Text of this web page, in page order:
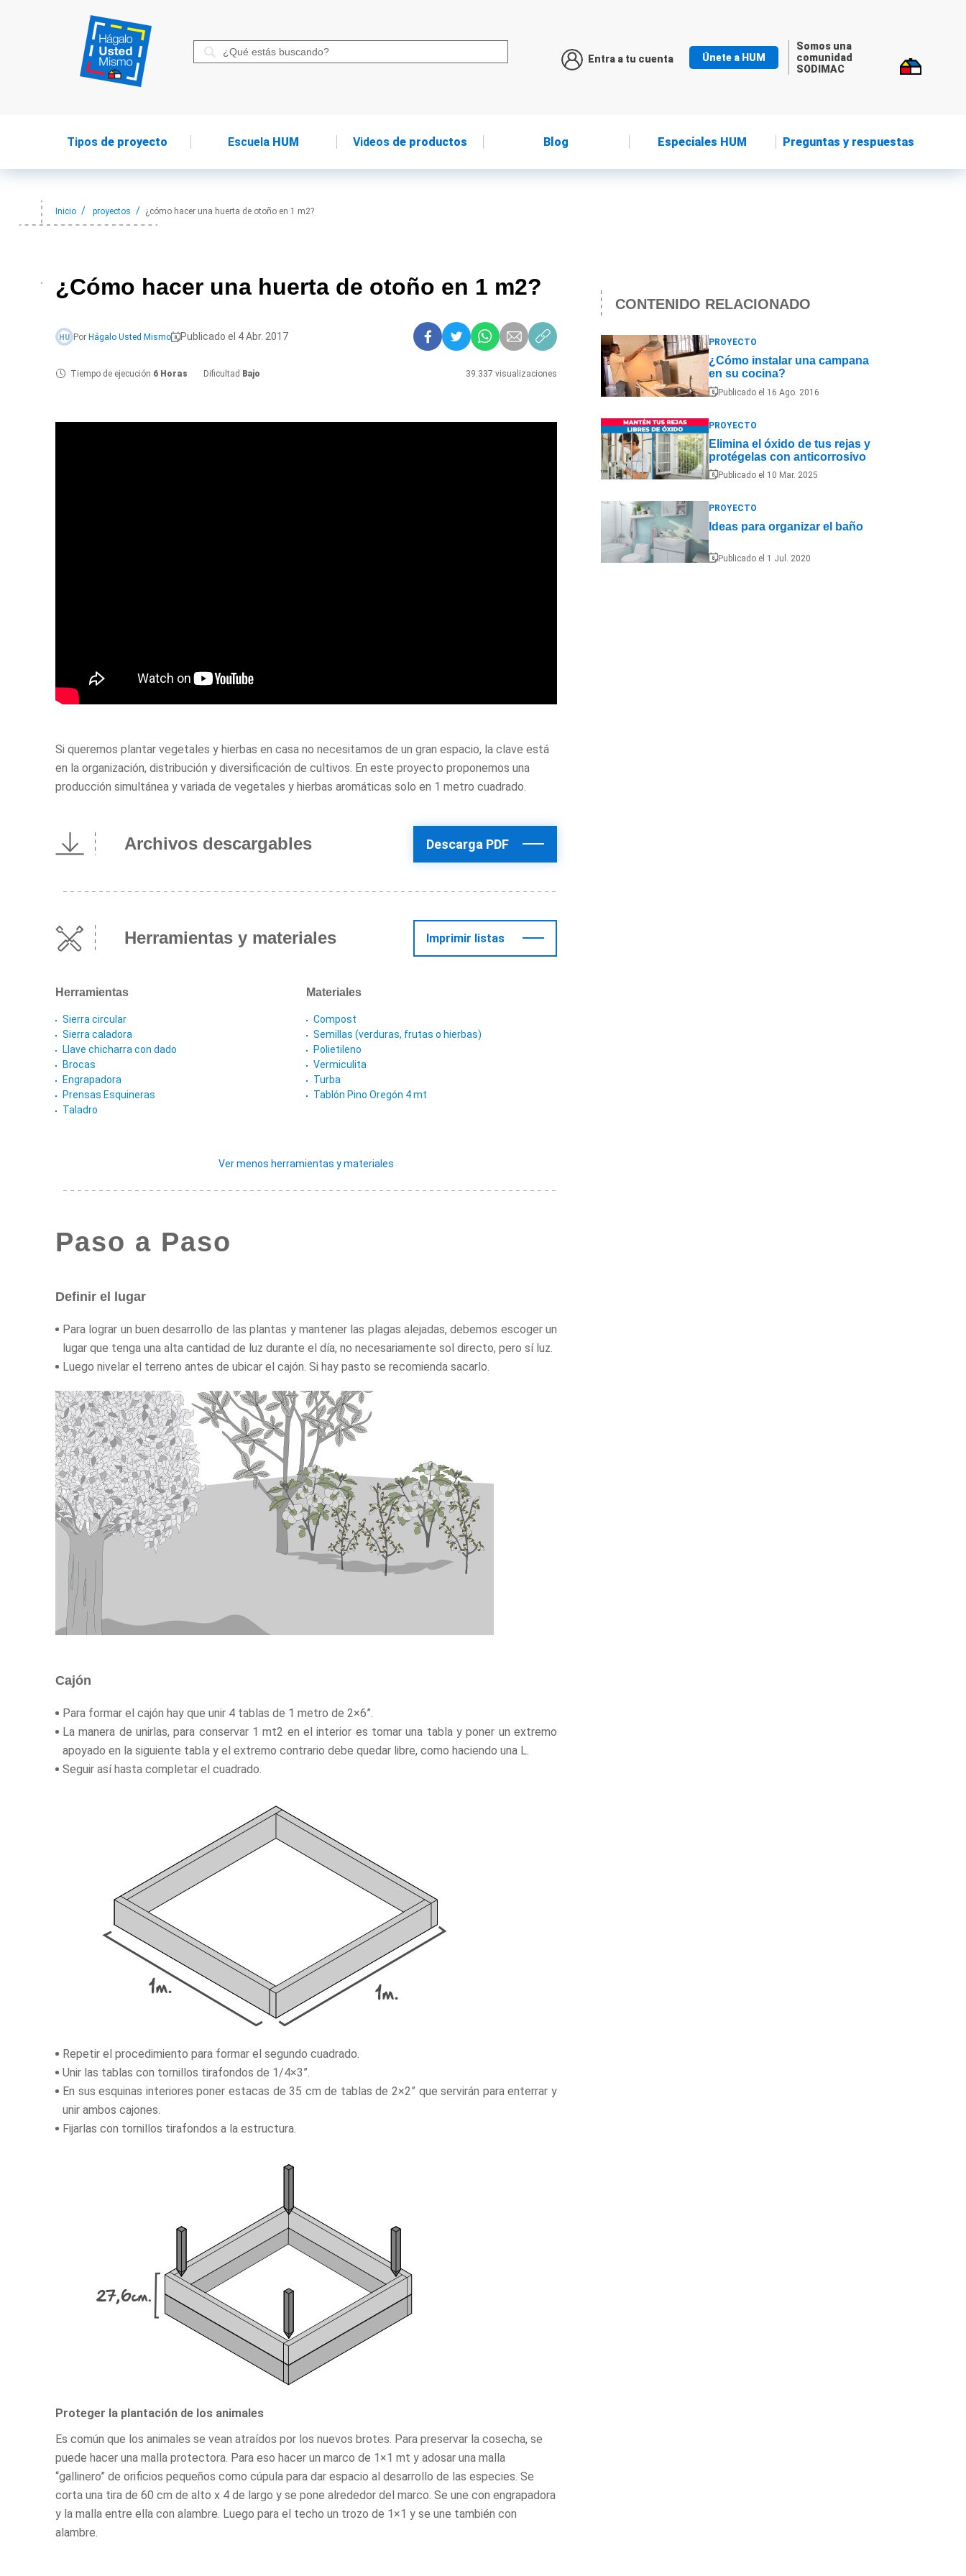
Entra a tu cuenta Únete a HUM
Somos una
comunidad
SODIMAC
Tipos de proyecto Escuela HUM Videosde productos Blog Especiales HUM Preguntas y respuestas
Inicio proyectos ¿cómo hacer una huerta de otoño en 1 m2?
¿Cómo hacer una huerta de otoño en 1 m2?
HU Por Hágalo Usted Mismo Publicado el 4 Abr. 2017
Tiempo de ejecución 6 Horas Dificultad Bajo 39.337 visualizaciones
Si queremos plantar vegetales y hierbas en casa no necesitamos de un gran espacio, la clave está
en la organización, distribución y diversificación de cultivos. En este proyecto proponemos una
producción simultánea y variada de vegetales y hierbas aromáticas solo en 1 metro cuadrado.
Archivos descargables Descarga PDF
Herramientas y materiales Imprimir listas
Herramientas
Sierra circular
Sierra caladora
Llave chicharra con dado
Brocas
Engrapadora
Prensas Esquineras
Taladro
Materiales
Compost
Semillas (verduras, frutas o hierbas)
Polietileno
Vermiculita
Turba
Tablón Pino Oregón 4 mt
Ver menos herramientas y materiales
Paso a Paso
Definir el lugar
Para lograr un buen desarrollo de las plantas y mantener las plagas alejadas, debemos escoger un
lugar que tenga una alta cantidad de luz durante el día, no necesariamente sol directo, pero sí luz.
Luego nivelar el terreno antes de ubicar el cajón. Si hay pasto se recomienda sacarlo.
Cajón
Para formar el cajón hay que unir 4 tablas de 1 metro de 2×6”.
La manera de unirlas, para conservar 1 mt2 en el interior es tomar una tabla y poner un extremo
apoyado en la siguiente tabla y el extremo contrario debe quedar libre, como haciendo una L.
Seguir así hasta completar el cuadrado.
Repetir el procedimiento para formar el segundo cuadrado.
Unir las tablas con tornillos tirafondos de 1/4×3”.
En sus esquinas interiores poner estacas de 35 cm de tablas de 2×2” que servirán para enterrar y
unir ambos cajones.
Fijarlas con tornillos tirafondos a la estructura.
Proteger la plantación de los animales
Es común que los animales se vean atraídos por los nuevos brotes. Para preservar la cosecha, se
puede hacer una malla protectora. Para eso hacer un marco de 1×1 mt y adosar una malla
“gallinero” de orificios pequeños como cúpula para dar espacio al desarrollo de las especies. Se
corta una tira de 60 cm de alto x 4 de largo y se pone alrededor del marco. Se une con engrapadora
y la malla entre ella con alambre. Luego para el techo un trozo de 1×1 y se une también con
alambre.
CONTENIDO RELACIONADO
PROYECTO
¿Cómo instalar una campana
en su cocina?
Publicado el 16 Ago. 2016
PROYECTO
Elimina el óxido de tus rejas y
protégelas con anticorrosivo
Publicado el 10 Mar. 2025
PROYECTO
Ideas para organizar el baño
Publicado el 1 Jul. 2020